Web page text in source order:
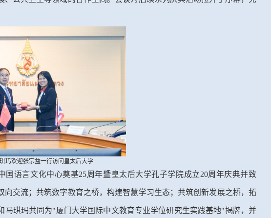
玛欢迎张宗益一行访问皇太后大学
国语言文化中心奠基25周年暨皇太后大学孔子学院成立20周年庆典并致
交流；共筑数字教育之桥，构建智慧学习生态；共筑创新发展之桥，拓
琪玛共同为"厦门大学国际中文教育专业学位研究生实践基地"揭牌，并